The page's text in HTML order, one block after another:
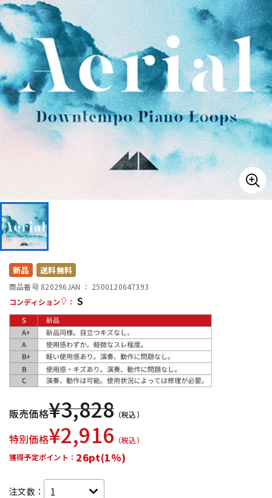
ドラム パーカッション
キーボード 電子ピアノ
管楽器 その他楽器
アンプ エフェクター
配信/ライブ機器
新品 送料無料
商品番号 820296JAN ： 2500120647393
コンディション
： S
販売価格¥3,828 （税込）
特別価格¥2,916 （税込）
獲得予定ポイント： 26pt(1%)
注文数：